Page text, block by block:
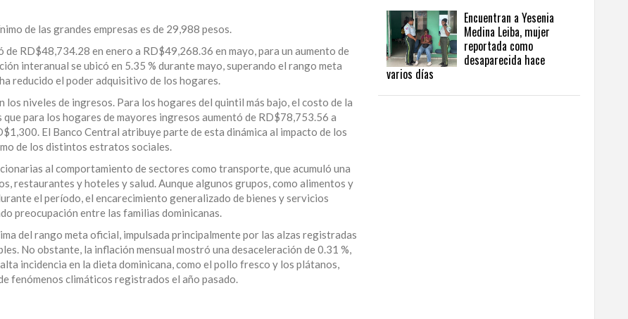
de las grandes empresas es de 29,988 pesos.
RD$48,734.28 en enero a RD$49,268.36 en mayo, para un aumento de
interanual se ubicó en 5.35 % durante mayo, superando el rango meta
reducido el poder adquisitivo de los hogares.
niveles de ingresos. Para los hogares del quintil más bajo, el costo de la
para los hogares de mayores ingresos aumentó de RD$78,753.56 a
El Banco Central atribuye parte de esta dinámica al impacto de los
de los distintos estratos sociales.
al comportamiento de sectores como transporte, que acumuló una
restaurantes y hoteles y salud. Aunque algunos grupos, como alimentos y
el período, el encarecimiento generalizado de bienes y servicios
preocupación entre las familias dominicanas.
del rango meta oficial, impulsada principalmente por las alzas registradas
No obstante, la inflación mensual mostró una desaceleración de 0.31 %,
incidencia en la dieta dominicana, como el pollo fresco y los plátanos,
fenómenos climáticos registrados el año pasado.
Encuentran a Yesenia
Medina Leiba, mujer
reportada como
desaparecida hace
varios días